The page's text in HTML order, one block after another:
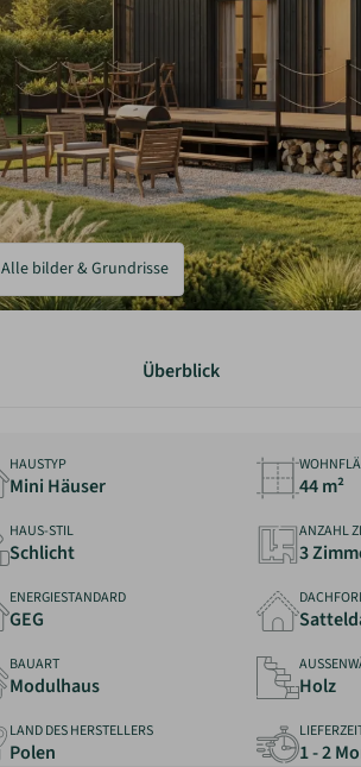
Alle bilder & Grundrisse
Überblick
HAUSTYP
Mini Häuser 44 m²
HAUS-STIL
Schlicht
ANZAHL
3
ENERGIESTANDARD
GEG
BAUART
Modulhaus Holz
LAND DES HERSTELLERS
Polen 1 - 2